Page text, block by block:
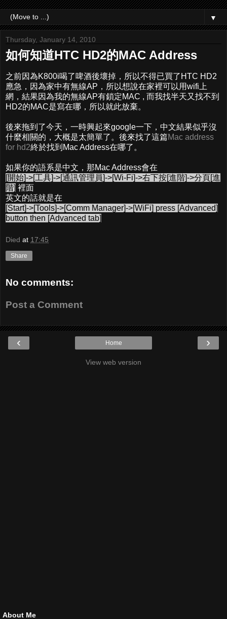
▼
Thursday, January 14, 2010
如何知道HTC HD2的MAC Address
之前因為K800i喝了啤酒後壞掉，所以不得已買了HTC HD2
應急，因為家中有無線AP，所以想說在家裡可以用wifi上
網，結果因為我的無線AP有鎖定MAC , 而我找半天又找不到
HD2的MAC是寫在哪，所以就此放棄。
後來拖到了今天，一時興起來google一下，中文結果似乎沒
什麼相關的，大概是太簡單了。後來找了這篇Mac address
for hd2終於找到Mac Address在哪了。
如果你的語系是中文，那Mac Address會在
[開始]->[工具]->[通訊管理員]->[Wi-Fi]->右下按[進階]->分頁[進
階] 裡面
英文的話就是在
[Start]->[Tools]->[Comm Manager]->[WiFi] press [Advanced]
button then [Advanced tab]
Died at 17:45
Share
No comments:
Post a Comment
‹ ›
Home
View web version
About Me